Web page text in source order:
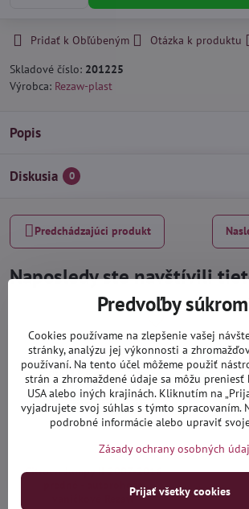
Pridať k Obľúbeným Otázka k produktu
Skladové číslo: 201225
Výrobca: Rezaw-plast
Popis
Diskusia 0
Predchádzajúci produkt
Naposledy ste navštívili
Citroen Jumpy II 2007-2016
predné - autorohože
vaničkové Rezaw
Predvoľby
Cookies používame na zlepšenie vašej
stránky, analýzu jej výkonnosti a
používaní. Na tento účel môžeme použiť
strán a zhromaždené údaje sa môžu preniesť
USA alebo iných krajinách. Kliknutím na
vyjadrujete svoj súhlas s týmto spracovaním.
podrobné informácie alebo upraviť
Zásady ochrany osobných
Prijať všetky cookies